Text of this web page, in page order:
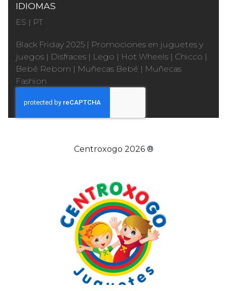
IDIOMAS
ES | PT
Black Friday 2025 | Promociones en juguetes y
juegos | Disfraces | Lego | Hot Wheels | Chicco |
Bebé Reborn | Muñecas Bebé | Muñecas
Fashion
Centroxogo 2026 ®